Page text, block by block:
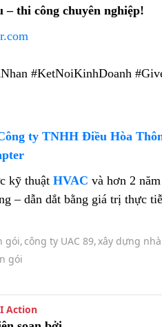
thi công chuyên nghiệp!
#KetNoiKinhDoanh
ty TNHH Điều Hòa
kỹ thuậtHVACvà hơn 2
– dẫn dắt bằng giá trị thực
gói, công ty UAC 89,xây dựng
gói
Action